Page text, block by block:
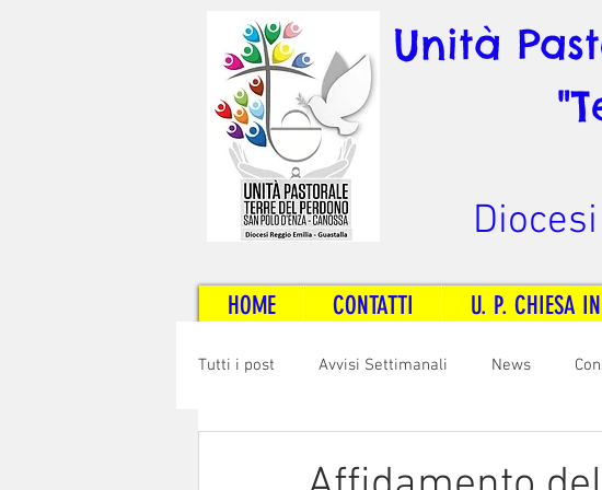
Unità
HOME CONTATTI U. P. CHIESA
Tutti i post Avvisi Settimanali News